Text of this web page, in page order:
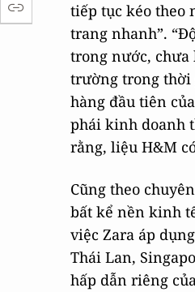
tiếp tục kéo theo
trang nhanh”.
trong nước, chưa
trường trong thời
hàng đầu tiên
phái kinh doanh
rằng, liệu H&M
Cũng theo
bất kể nền kinh
việc Zara áp
Thái Lan,
hấp dẫn riêng